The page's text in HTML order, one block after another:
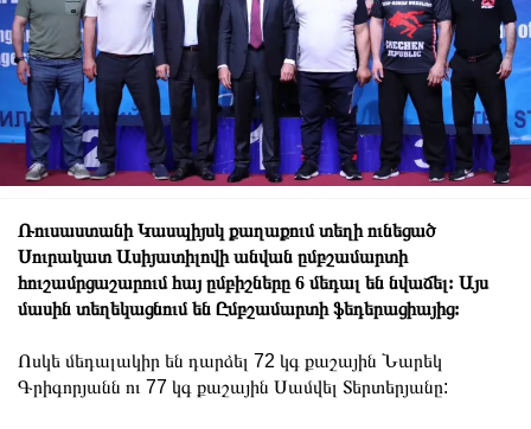
Ռուսաստանի Կասպիյսկ քաղաքում տեղի ունեցած
Սուրակատ Ասիյատիլովի անվան ըմբշամարտի
հուշամրցաշարում հայ ըմբիշները 6 մեդալ են նվաճել: Այս
մասին տեղեկացնում են Ըմբշամարտի ֆեդերացիայից:
Ոսկե մեդալակիր են դարձել 72 կգ քաշային Նարեկ
Գրիգորյանն ու 77 կգ քաշային Սամվել Տերտերյանը: